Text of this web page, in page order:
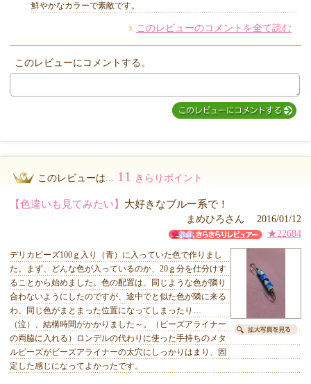
鮮やかなカラーで素敵です。
このレビューのコメントを全て読む
このレビューにコメントする。
このレビューは... 11 きらりポイント
【色違いも見てみたい】 大好きなブルー系で！
まめひろさん 2016/01/12
★22684
デリカビーズ100ｇ入り（青）に入っていた色で作りまし
た。まず、どんな色が入っているのか、20ｇ分を仕分けす
ることから始めました。色の配置は、同じような色が隣り
合わないようにしたのですが、途中でと似た色が隣に来る
わ、同じ色がまとまった位置になってしまったり…
（泣）、結構時間がかかりました～。（ビーズアライナー
の両脇に入れる）ロンデルの代わりに使った手持ちのメタ
ルビーズがビーズアライナーの太穴にしっかりはまり、固
定した感じになってよかったです。